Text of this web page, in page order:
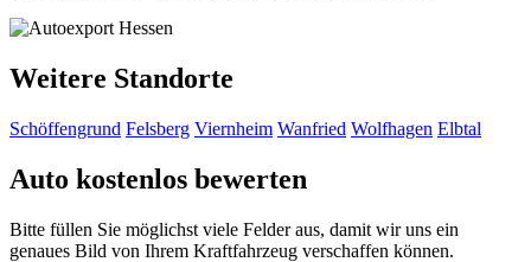
Weitere Standorte
Schöffengrund Felsberg Viernheim Wanfried Wolfhagen Elbtal
Auto kostenlos bewerten
Bitte füllen Sie möglichst viele Felder aus, damit wir uns ein
genaues Bild von Ihrem Kraftfahrzeug verschaffen können.